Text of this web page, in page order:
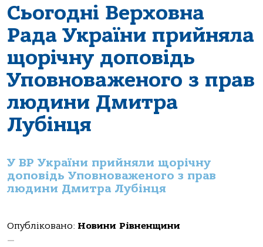
Сьогодні Верховна
Рада України прийняла
щорічну доповідь
Уповноваженого з прав
людини Дмитра
Лубінця
У ВР України прийняли щорічну
доповідь Уповноваженого з прав
людини Дмитра Лубінця
Опубліковано: Новини Рівненщини
—